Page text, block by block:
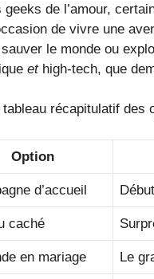
geeks de l’amour,
de vivre une
le monde ou
ethigh-tech, que
récapitulatif des
Option
d’accueil
caché
en mariage Le